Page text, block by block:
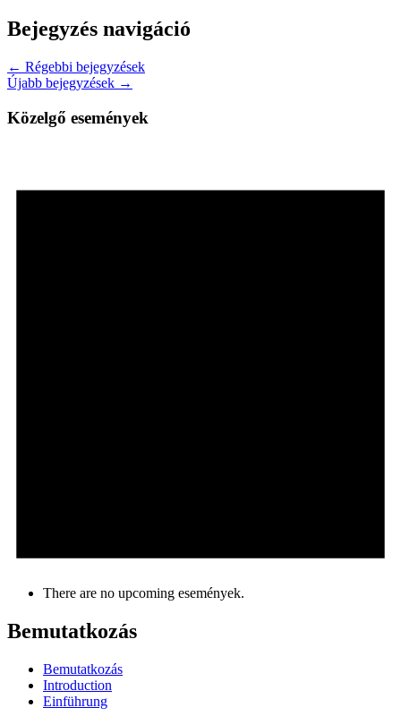
Bejegyzés navigáció
← Régebbi bejegyzések
Újabb bejegyzések →
Közelgő események
There are no upcoming események.
Bemutatkozás
Bemutatkozás
Introduction
Einführung